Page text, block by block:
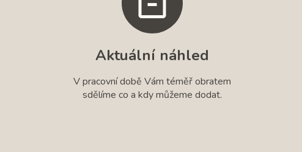
Aktuální náhled
V pracovní době Vám téměř obratem
sdělíme co a kdy můžeme dodat.